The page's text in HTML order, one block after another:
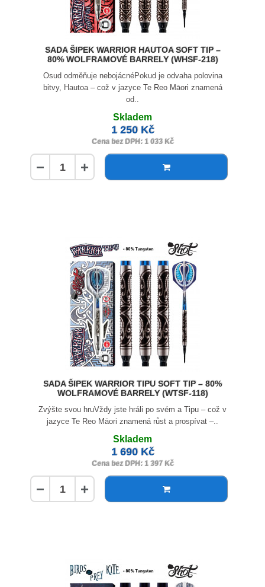
SADA ŠIPEK WARRIOR HAUTOA SOFT TIP –
80% WOLFRAMOVÉ BARRELY (WHSF-218)
Osud odměňuje nebojácnéPokud je odvaha polovina
bitvy, Hautoa – což v jazyce Te Reo Māori znamená
od..
Skladem
1 250 Kč
Cena bez DPH: 1 033 Kč
− +
SADA ŠIPEK WARRIOR TIPU SOFT TIP – 80%
WOLFRAMOVÉ BARRELY (WTSF-118)
Zvýšte svou hruVždy jste hráli po svém a Tipu – což v
jazyce Te Reo Māori znamená růst a prospívat –..
Skladem
1 690 Kč
Cena bez DPH: 1 397 Kč
− +